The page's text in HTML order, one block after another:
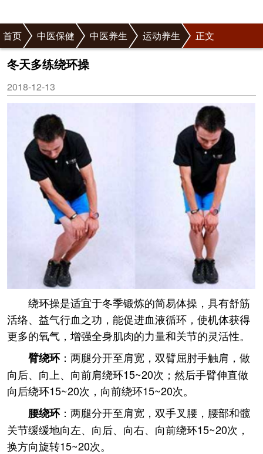
首页 中医保健 中医养生 运动养生 正文
冬天多练绕环操
2018-12-13
绕环操是适宜于冬季锻炼的简易体操，具有舒筋
活络、益气行血之功，能促进血液循环，使机体获得
更多的氧气，增强全身肌肉的力量和关节的灵活性。
臂绕环：两腿分开至肩宽，双臂屈肘手触肩，做
向后、向上、向前肩绕环15~20次；然后手臂伸直做
向后绕环15~20次，向前绕环15~20次。
腰绕环：两腿分开至肩宽，双手叉腰，腰部和髋
关节缓缓地向左、向后、向右、向前绕环15~20次，
换方向旋转15~20次。